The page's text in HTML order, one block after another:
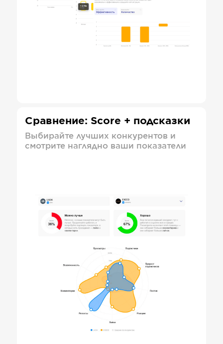
Сравнение: Score + подсказки
Выбирайте лучших конкурентов и
смотрите наглядно ваши показатели